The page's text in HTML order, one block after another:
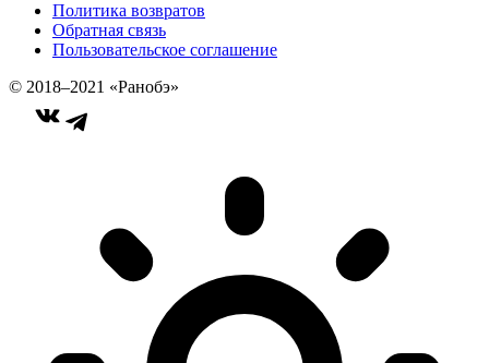
Политика возвратов
Обратная связь
Пользовательское соглашение
© 2018–2021 «Ранобэ»